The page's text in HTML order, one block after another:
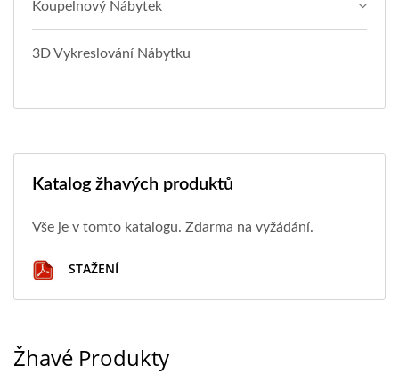
Koupelnový Nábytek
3D Vykreslování Nábytku
Katalog žhavých produktů
Vše je v tomto katalogu. Zdarma na vyžádání.
STAŽENÍ
Žhavé Produkty